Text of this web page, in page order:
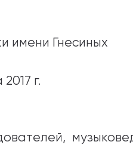
имени Гнесиных
г.